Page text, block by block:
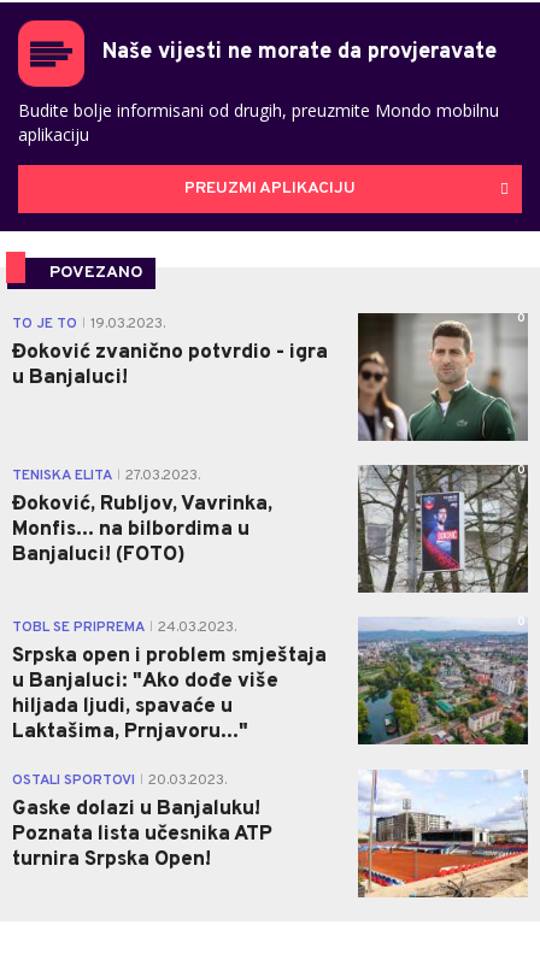
Naše vijesti ne morate da provjeravate
Budite bolje informisani od drugih, preuzmite Mondo mobilnu
aplikaciju
PREUZMI APLIKACIJU
POVEZANO
TO JE TO 19.03.2023.
Đoković zvanično potvrdio - igra
u Banjaluci!
0
TENISKA ELITA 27.03.2023.
Đoković, Rubljov, Vavrinka,
Monfis... na bilbordima u
Banjaluci! (FOTO)
0
TOBL SE PRIPREMA 24.03.2023.
Srpska open i problem smještaja
u Banjaluci: "Ako dođe više
hiljada ljudi, spavaće u
Laktašima, Prnjavoru..."
0
OSTALI SPORTOVI 20.03.2023.
Gaske dolazi u Banjaluku!
Poznata lista učesnika ATP
turnira Srpska Open!
1